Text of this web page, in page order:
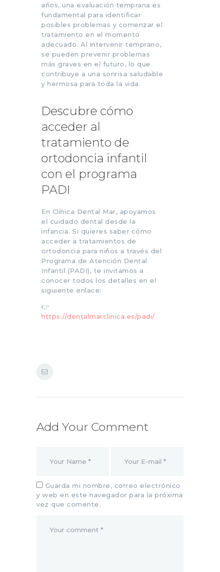
años, una evaluación temprana es
fundamental para identificar
posibles problemas y comenzar el
tratamiento en el momento
adecuado. Al intervenir temprano,
se pueden prevenir problemas
más graves en el futuro, lo que
contribuye a una sonrisa saludable
y hermosa para toda la vida.
Descubre cómo
acceder al
tratamiento de
ortodoncia infantil
con el programa
PADI
En Clínica Dental Mar, apoyamos
el cuidado dental desde la
infancia. Si quieres saber cómo
acceder a tratamientos de
ortodoncia para niños a través del
Programa de Atención Dental
Infantil (PADI), te invitamos a
conocer todos los detalles en el
siguiente enlace:
👉
https://dentalmarclinica.es/padi/
Add Your Comment
Guarda mi nombre, correo electrónico
y web en este navegador para la próxima
vez que comente.